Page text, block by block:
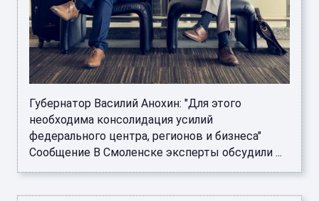
Губернатор Василий Анохин: "Для этого
необходима консолидация усилий
федерального центра, регионов и бизнеса"
Сообщение В Смоленске эксперты обсудили ...